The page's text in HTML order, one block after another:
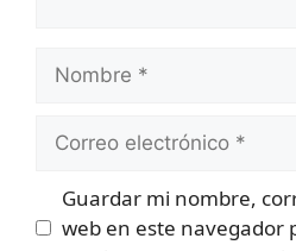
electrónico
Guardar mi nombre,
web en este navegador